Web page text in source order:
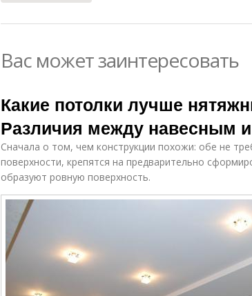
Вас может заинтересовать
Какие потолки лучше
Различия между навесным
Сначала о том, чем конструкции похожи: обе не
поверхности, крепятся на предварительно
образуют ровную поверхность.